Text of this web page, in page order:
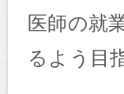
医師の就
るよう目